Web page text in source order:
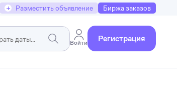
+ Разместить объявление Биржа заказов
Войти Регистрация